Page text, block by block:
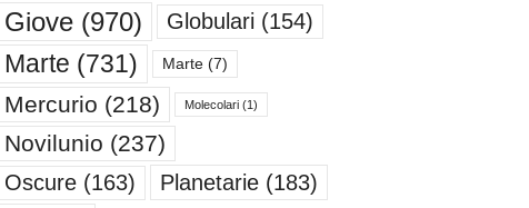
Giove(970) Globulari (154)
Marte (731) Marte(7)
Mercurio (218) Molecolari(1)
Novilunio (237)
Oscure(163) Planetarie(183)